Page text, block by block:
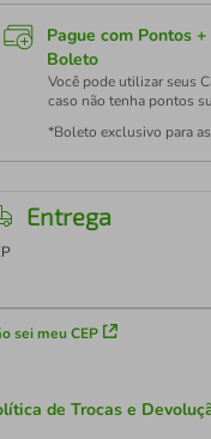
Pague com Pontos
Boleto
Você pode utilizar seus
caso não tenha pontos
*Boleto exclusivo para
Entrega
sei meu CEP
de Trocas e